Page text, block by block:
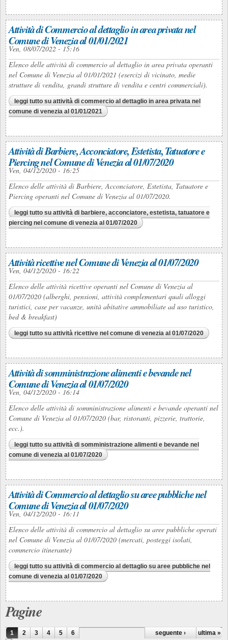
Attività di Commercio al dettaglio in area privata nel
Comune di Venezia al 01/01/2021
Ven, 08/07/2022 - 15:16
Elenco delle attività di commercio al dettaglio in area privata operanti
nel Comune di Venezia al 01/01/2021 (esercizi di vicinato, medie
strutture di vendita, grandi strutture di vendita e centri commerciali).
leggi tutto su attività di commercio al dettaglio in area privata nel
comune di venezia al 01/01/2021
Attività di Barbiere, Acconciatore, Estetista, Tatuatore e
Piercing nel Comune di Venezia al 01/07/2020
Ven, 04/12/2020 - 16:25
Elenco delle attività di Barbiere, Acconciatore, Estetista, Tatuatore e
Piercing operanti nel Comune di Venezia al 01/07/2020.
leggi tutto su attività di barbiere, acconciatore, estetista, tatuatore e
piercing nel comune di venezia al 01/07/2020
Attività ricettive nel Comune di Venezia al 01/07/2020
Ven, 04/12/2020 - 16:22
Elenco delle attività ricettive operanti nel Comune di Venezia al
01/07/2020 (alberghi, pensioni, attività complementari quali alloggi
turistici, case per vacanze, unità abitative ammobiliate ad uso turistico,
bed & breakfast)
leggi tutto su attività ricettive nel comune di venezia al 01/07/2020
Attività di somministrazione alimenti e bevande nel
Comune di Venezia al 01/07/2020
Ven, 04/12/2020 - 16:14
Elenco delle attività di somministrazione alimenti e bevande operanti nel
Comune di Venezia al 01/07/2020 (bar, ristoranti, pizzerie, trattorie,
ecc.).
leggi tutto su attività di somministrazione alimenti e bevande nel
comune di venezia al 01/07/2020
Attività di Commercio al dettaglio su aree pubbliche nel
Comune di Venezia al 01/07/2020
Ven, 04/12/2020 - 16:11
Elenco delle attività di commercio al dettaglio su aree pubbliche operati
nel Comune di Venezia al 01/07/2020 (mercati, posteggi isolati,
commercio itinerante)
leggi tutto su attività di commercio al dettaglio su aree pubbliche nel
comune di venezia al 01/07/2020
Pagine
1 2 3 4 5 6 seguente › ultima »